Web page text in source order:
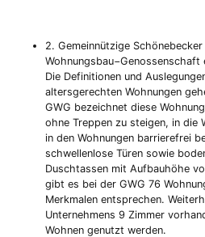
2. Gemeinnützige Schönebecker
Wohnungsbau−Genossenschaft
Die Definitionen und
altersgerechten Wohnungen
GWG bezeichnet diese
ohne Treppen zu steigen, in die
in den Wohnungen barrierefrei
schwellenlose Türen sowie
Duschtassen mit Aufbauhöhe
gibt es bei der GWG 76
Merkmalen entsprechen.
Unternehmens 9 Zimmer
Wohnen genutzt werden.